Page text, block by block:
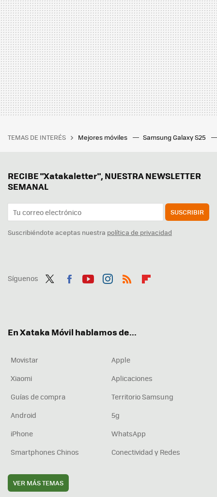
TEMAS DE INTERÉS Mejores móviles Samsung Galaxy S25
RECIBE "Xatakaletter", NUESTRA NEWSLETTER
SEMANAL
SUSCRIBIR
Suscribiéndote aceptas nuestra política de privacidad
Síguenos
En Xataka Móvil hablamos de...
Movistar
Apple
Xiaomi
Aplicaciones
Guías de compra
Territorio Samsung
Android
5g
iPhone
WhatsApp
Smartphones Chinos
Conectividad y Redes
VER MÁS TEMAS